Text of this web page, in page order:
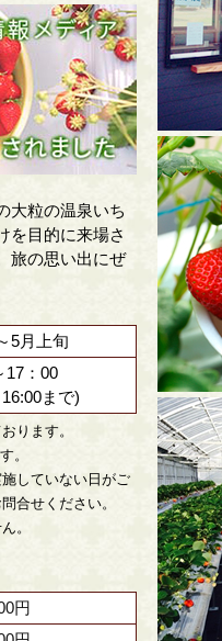
大粒の温泉いち
を目的に来場さ
旅の思い出にぜ
5月上旬
17：00
まで)
ります。
。
していない日がご
合せください。
。
円